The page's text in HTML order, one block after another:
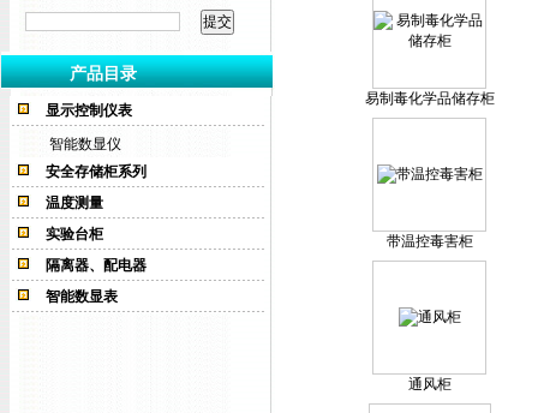
产品目录
显示控制仪表
智能数显仪
安全存储柜系列
温度测量
实验台柜
隔离器、配电器
智能数显表
易制毒化学品储存柜
带温控毒害柜
通风柜